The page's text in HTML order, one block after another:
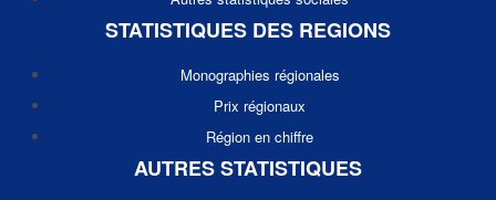
STATISTIQUES DES REGIONS
Monographies régionales
Prix régionaux
Région en chiffre
AUTRES STATISTIQUES